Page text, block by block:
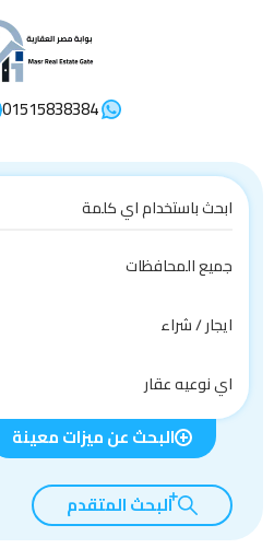
01515838384
جميع المحافظات
ايجار / شراء
اي نوعيه عقار
البحث عن ميزات معينة
البحث المتقدم